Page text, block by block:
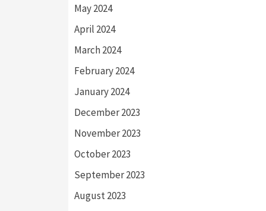
May 2024
April 2024
March 2024
February 2024
January 2024
December 2023
November 2023
October 2023
September 2023
August 2023